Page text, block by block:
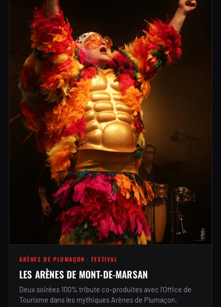
ARÈNES DE PLUMAÇON · FESTIVAL
LES ARÈNES DE MONT-DE-MARSAN
Deux soirées 100% tribute co-produites avec l'Office de
Tourisme dans les mythiques Arènes de Plumaçon.